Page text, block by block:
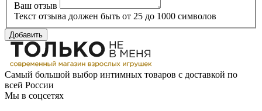
Ваш отзыв
Текст отзыва должен быть от 25 до 1000 символов
Добавить
Самый большой выбор интимных товаров с доставкой по
всей России
Мы в соцсетях